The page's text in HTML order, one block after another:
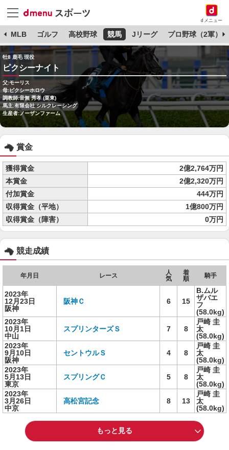
dメニュー
MLB ゴルフ 高校野球 競馬 Jリーグ プロ野球（2軍）
牡8 鹿毛 現役
ピクシーナイト
父:モーリス
母:ピクシーホロウ
調教師:音無 秀孝 (栗東)
馬主:有限会社 シルクレーシング
生産者:ノーザンファーム
賞金
獲得賞金
2億2,764万円
本賞金
2億2,320万円
付加賞金
444万円
収得賞金（平地）
1億800万円
収得賞金（障害）
0万円
競走成績
年月日 レース
人
気
着
順
騎手
2023年
12月23日
阪神
阪神Ｃ 6 15
B.ムル
ザバエ
フ
(58.0kg)
2023年
10月1日
中山
スプリンターズＳ 7 8
戸崎 圭
太
(58.0kg)
2023年
9月10日
阪神
セントウルＳ 4 8
戸崎 圭
太
(58.0kg)
2023年
5月13日
東京
スプリングＣ 5 8
戸崎 圭
太
(58.0kg)
2023年
3月26日
中京
高松宮記念 8 13
戸崎 圭
太
(58.0kg)
もっと見る